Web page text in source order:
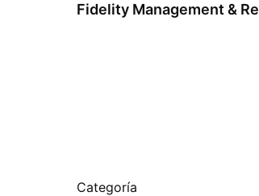
Categoría